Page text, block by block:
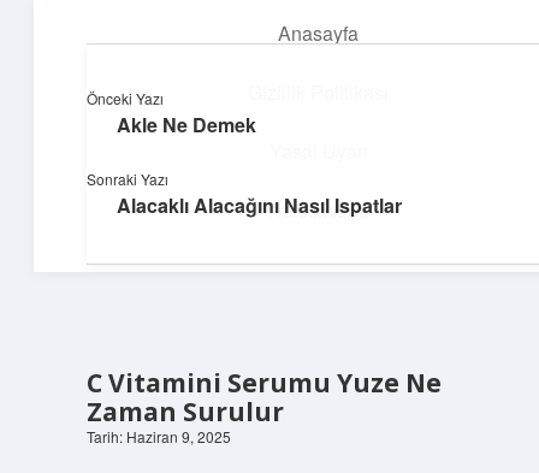
Anasayfa
Hakkımızda
C Vitamini Serumu Yuze Ne
Zaman Surulur
Tarih: Haziran 9, 2025
Önceki Yazı
Akle Ne Demek
Sonraki Yazı
Alacaklı Alacağını Nasıl Ispatlar